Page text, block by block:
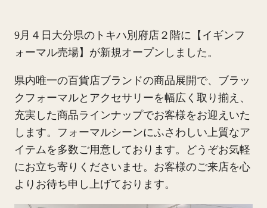
9月４日大分県のトキハ別府店２階に【イギンフ
ォーマル売場】が新規オープンしました。
県内唯一の百貨店ブランドの商品展開で、ブラッ
クフォーマルとアクセサリーを幅広く取り揃え、
充実した商品ラインナップでお客様をお迎えいた
します。フォーマルシーンにふさわしい上質なア
イテムを多数ご用意しております。どうぞお気軽
にお立ち寄りくださいませ。お客様のご来店を心
よりお待ち申し上げております。